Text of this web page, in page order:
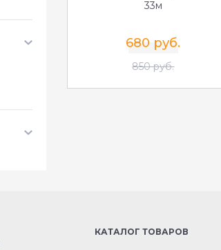
33м
680 руб.
850 руб.
КАТАЛОГ ТОВАРОВ